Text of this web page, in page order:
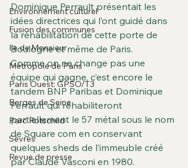
Environnement culturel
Fusion des communes
Ile de Monsieur
Métropole de Paris
Paris Ouest: GPSO/T3
Berges de Seine
Parc Rotschild
Sèvres
Revue de presse
Dominique Perrault présentait les
idées directrices qui l’ont guidé dans
la réhabilitation de cette porte de
Boulogne et même de Paris.
Comme on ne change pas une
équipe qui gagne, c’est encore le
tandem BNP Paribas et Dominique
Perrault qui réhabiliteront
partiellement le 57 métal sous le nom
de Square com en conservant
quelques sheds de l’immeuble créé
par Claude Vasconi en 1980.